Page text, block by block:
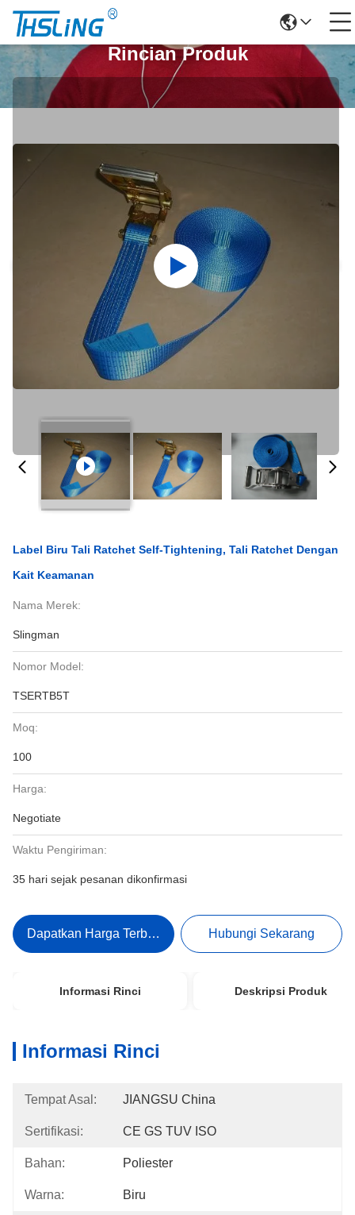
Rincian Produk
Label Biru Tali Ratchet Self-Tightening, Tali Ratchet Dengan
Kait Keamanan
Nama Merek:
Slingman
Nomor Model:
TSERTB5T
Moq:
100
Harga:
Negotiate
Waktu Pengiriman:
35 hari sejak pesanan dikonfirmasi
Dapatkan Harga Terbaik Hubungi Sekarang
Informasi Rinci Deskripsi Produk
Informasi Rinci
Tempat Asal: JIANGSU China
Sertifikasi: CE GS TUV ISO
Bahan: Poliester
Warna: Biru